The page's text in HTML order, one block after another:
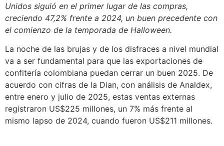
Unidos siguió en el primer lugar de las compras,
creciendo 47,2% frente a 2024, un buen precedente con
el comienzo de la temporada de Halloween.
La noche de las brujas y de los disfraces a nivel mundial
va a ser fundamental para que las exportaciones de
confitería colombiana puedan cerrar un buen 2025. De
acuerdo con cifras de la Dian, con análisis de Analdex,
entre enero y julio de 2025, estas ventas externas
registraron US$225 millones, un 7% más frente al
mismo lapso de 2024, cuando fueron US$211 millones.